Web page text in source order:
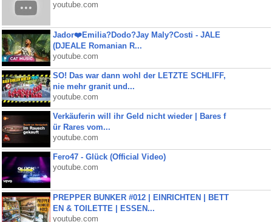
youtube.com
Jador❤️Emilia?Dodo?Jay Maly?Costi - JALE
(DJEALE Romanian R...
youtube.com
SO! Das war dann wohl der LETZTE SCHLIFF,
nie mehr granit und...
youtube.com
Verkäuferin will ihr Geld nicht wieder | Bares f
ür Rares vom...
youtube.com
Fero47 - Glück (Official Video)
youtube.com
PREPPER BUNKER #012 | EINRICHTEN | BETT
EN & TOILETTE | ESSEN...
youtube.com